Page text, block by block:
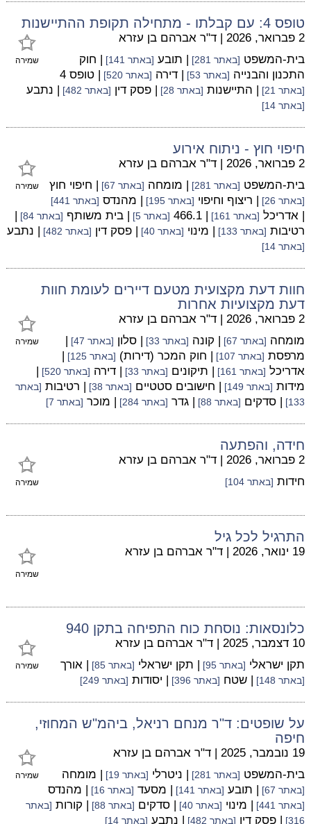
טופס 4: עם קבלתו - מתחילה תקופת ההתיישנות
שמירה
2 פברואר, 2026 | ד"ר אברהם בן עזרא
בית-המשפט [באתר 281] | תובע [באתר 141]
| חוק
התכנון והבנייה [באתר 53] | דירה [באתר 520] | טופס 4
[באתר 21] | התיישנות [באתר 28] | פסק דין [באתר 482] | נתבע
[באתר 14]
חיפוי חוץ - ניתוח אירוע
שמירה
2 פברואר, 2026 | ד"ר אברהם בן עזרא
בית-המשפט [באתר 281] | מומחה [באתר 67] | חיפוי חוץ
[באתר 26] | ריצוף וחיפוי [באתר 195] | מהנדס [באתר 441]
| אדריכל [באתר 161] | 466.1 [באתר 5] | בית משותף [באתר 84]
|
רטיבות [באתר 133] | מינוי [באתר 40] | פסק דין [באתר 482] | נתבע
[באתר 14]
חוות דעת מקצועית מטעם דיירים לעומת חוות
דעת מקצועיות אחרות
שמירה
2 פברואר, 2026 | ד"ר אברהם בן עזרא
מומחה [באתר 67] | קונה [באתר 33] | סלון [באתר 47]
|
מרפסת [באתר 107] | חוק המכר (דירות) [באתר 125]
|
אדריכל [באתר 161] | תיקונים [באתר 33] | דירה [באתר 520]
|
מידות [באתר 149] | חישובים סטטיים [באתר 38] | רטיבות [באתר
133]
| סדקים [באתר 88] | גדר [באתר 284] | מוכר [באתר 7]
חידה, והפתעה
שמירה
2 פברואר, 2026 | ד"ר אברהם בן עזרא
חידות [באתר 104]
התרגיל לכל גיל
שמירה
19 ינואר, 2026 | ד"ר אברהם בן עזרא
כלונסאות: נוסחת כוח התפיחה בתקן 940
שמירה
10 דצמבר, 2025 | ד"ר אברהם בן עזרא
תקן ישראלי [באתר 95] | תקן ישראלי [באתר 85] | אורך
[באתר 148] | שטח [באתר 396] | יסודות [באתר 249]
על שופטים: ד"ר מנחם רניאל, ביהמ"ש המחוזי,
חיפה
שמירה
19 נובמבר, 2025 | ד"ר אברהם בן עזרא
בית-המשפט [באתר 281] | ניטרלי [באתר 19] | מומחה
[באתר 67] | תובע [באתר 141] | מסעד [באתר 16] | מהנדס
[באתר 441] | מינוי [באתר 40] | סדקים [באתר 88] | קורות [באתר
316]
| פסק דין [באתר 482] | נתבע [באתר 14]